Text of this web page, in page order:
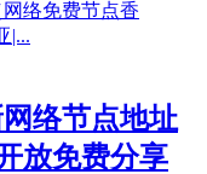
网络节点地址
放免费分享